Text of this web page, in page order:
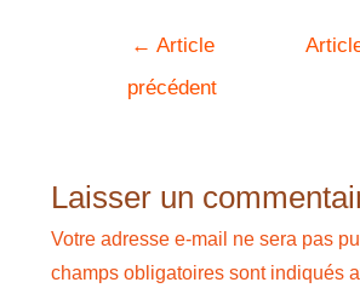
← Article
précédent
Laisser un
Votre adresse e-mail ne sera pas
champs obligatoires sont indiqués